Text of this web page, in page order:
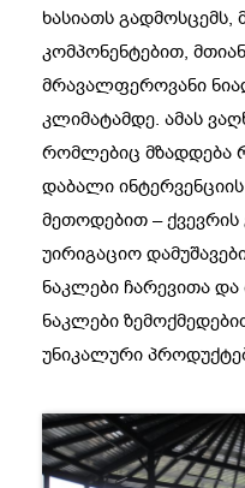
ხასიათს
კომპონენტებით,
მრავალფეროვანი
კლიმატამდე. ამას
რომლებიც მზადდება
დაბალი
მეთოდებით – ქვევრის
უირიგაციო
ნაკლები ჩარევითა და
ნაკლები
უნიკალური